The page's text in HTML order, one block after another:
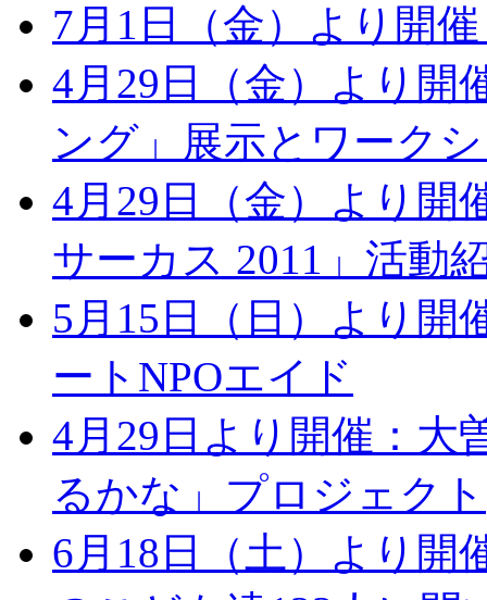
7月1日（金）より開
4月29日（金）より開
ング」展示とワーク
4月29日（金）より開
サーカス 2011」活動
5月15日（日）より開
ートNPOエイド
4月29日より開催：大
るかな」プロジェクト
6月18日（土）より